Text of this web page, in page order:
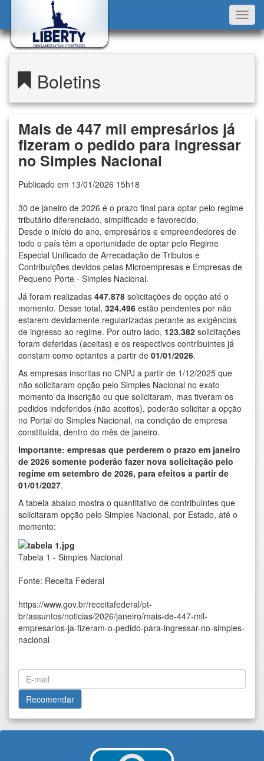
Boletins
Mais de 447 mil empresários já
fizeram o pedido para ingressar
no Simples Nacional
Publicado em 13/01/2026 15h18
30 de janeiro de 2026 é o prazo final para optar pelo regime
tributário diferenciado, simplificado e favorecido.
Desde o início do ano, empresários e empreendedores de
todo o país têm a oportunidade de optar pelo Regime
Especial Unificado de Arrecadação de Tributos e
Contribuições devidos pelas Microempresas e Empresas de
Pequeno Porte - Simples Nacional.
Já foram realizadas 447.878 solicitações de opção até o
momento. Desse total, 324.496 estão pendentes por não
estarem devidamente regularizadas perante as exigências
de ingresso ao regime. Por outro lado, 123.382 solicitações
foram deferidas (aceitas) e os respectivos contribuintes já
constam como optantes a partir de 01/01/2026.
As empresas inscritas no CNPJ a partir de 1/12/2025 que
não solicitaram opção pelo Simples Nacional no exato
momento da inscrição ou que solicitaram, mas tiveram os
pedidos indeferidos (não aceitos), poderão solicitar a opção
no Portal do Simples Nacional, na condição de empresa
constituída, dentro do mês de janeiro.
Importante: empresas que perderem o prazo em janeiro
de 2026 somente poderão fazer nova solicitação pelo
regime em setembro de 2026, para efeitos a partir de
01/01/2027.
A tabela abaixo mostra o quantitativo de contribuintes que
solicitaram opção pelo Simples Nacional, por Estado, até o
momento:
Tabela 1 - Simples Nacional
Fonte: Receita Federal
https://www.gov.br/receitafederal/pt-
br/assuntos/noticias/2026/janeiro/mais-de-447-mil-
empresarios-ja-fizeram-o-pedido-para-ingressar-no-simples-
nacional